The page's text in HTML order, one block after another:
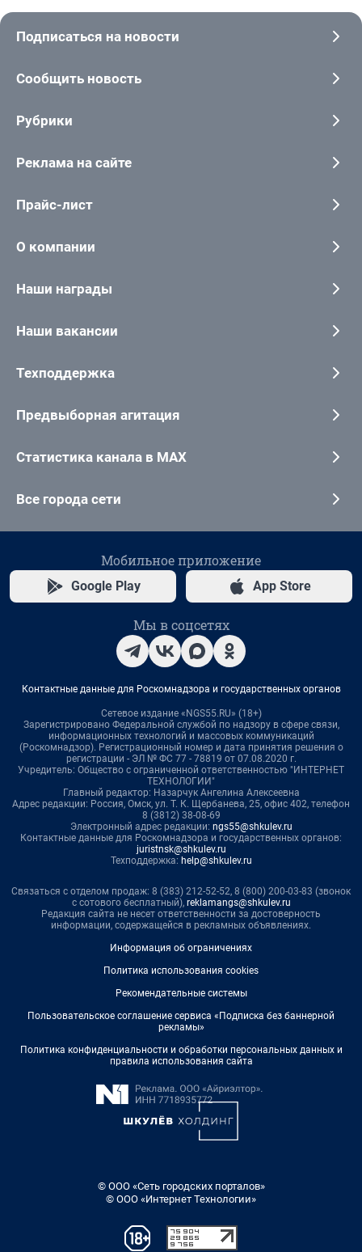
Подписаться на новости
Сообщить новость
Рубрики
Реклама на сайте
Прайс-лист
О компании
Наши награды
Наши вакансии
Техподдержка
Предвыборная агитация
Статистика канала в MAX
Все города сети
Мобильное приложение
Google Play App Store
Мы в соцсетях
Контактные данные для Роскомнадзора и государственных органов
Сетевое издание «NGS55.RU» (18+)
Зарегистрировано Федеральной службой по надзору в сфере связи,
информационных технологий и массовых коммуникаций
(Роскомнадзор). Регистрационный номер и дата принятия решения о
регистрации - ЭЛ № ФС 77 - 78819 от 07.08.2020 г.
Учредитель: Общество с ограниченной ответственностью "ИНТЕРНЕТ
ТЕХНОЛОГИИ"
Главный редактор: Назарчук Ангелина Алексеевна
Адрес редакции: Россия, Омск, ул. Т. К. Щербанева, 25, офис 402, телефон
8 (3812) 38-08-69
Электронный адрес редакции: ngs55@shkulev.ru
Контактные данные для Роскомнадзора и государственных органов:
juristnsk@shkulev.ru
Техподдержка: help@shkulev.ru
Связаться с отделом продаж: 8 (383) 212-52-52, 8 (800) 200-03-83 (звонок
с сотового бесплатный), reklamangs@shkulev.ru
Редакция сайта не несет ответственности за достоверность
информации, содержащейся в рекламных объявлениях.
Информация об ограничениях
Политика использования cookies
Рекомендательные системы
Пользовательское соглашение сервиса «Подписка без баннерной
рекламы»
Политика конфиденциальности и обработки персональных данных и
правила использования сайта
© ООО «Сеть городских порталов»
© ООО «Интернет Технологии»